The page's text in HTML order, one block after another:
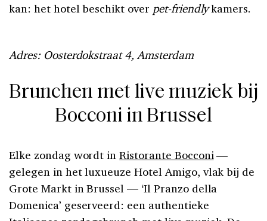
kan: het hotel beschikt over pet-friendlykamers.
Adres: Oosterdokstraat 4, Amsterdam
Brunchen met live muziek bij
Bocconi in Brussel
Elke zondag wordt inRistorante Bocconi —
gelegen in het luxueuze Hotel Amigo, vlak bij de
Grote Markt in Brussel — ‘Il Pranzo della
Domenica’ geserveerd: een authentieke